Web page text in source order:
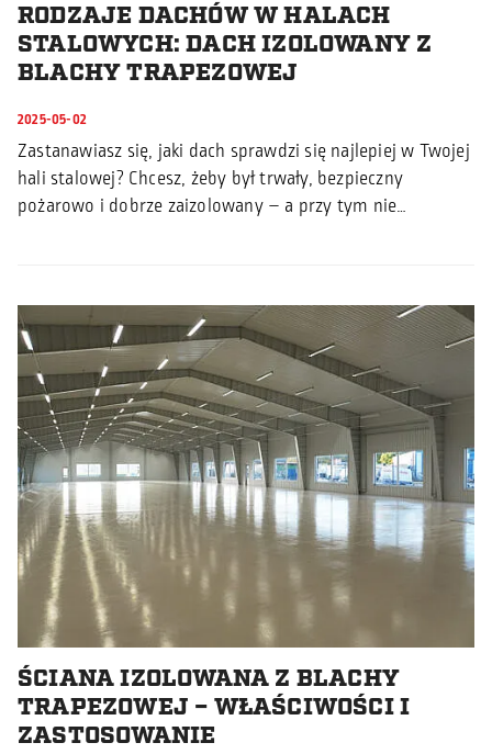
RODZAJE DACHÓW W HALACH
STALOWYCH: DACH IZOLOWANY Z
BLACHY TRAPEZOWEJ
2025-05-02
Zastanawiasz się, jaki dach sprawdzi się najlepiej w Twojej
hali stalowej? Chcesz, żeby był trwały, bezpieczny
pożarowo i dobrze zaizolowany – a przy tym nie…
ŚCIANA IZOLOWANA Z BLACHY
TRAPEZOWEJ – WŁAŚCIWOŚCI I
ZASTOSOWANIE